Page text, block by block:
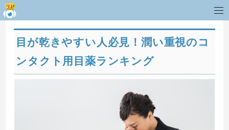
目が乾きやすい人必見！潤い重視のコ
ンタクト用目薬ランキング